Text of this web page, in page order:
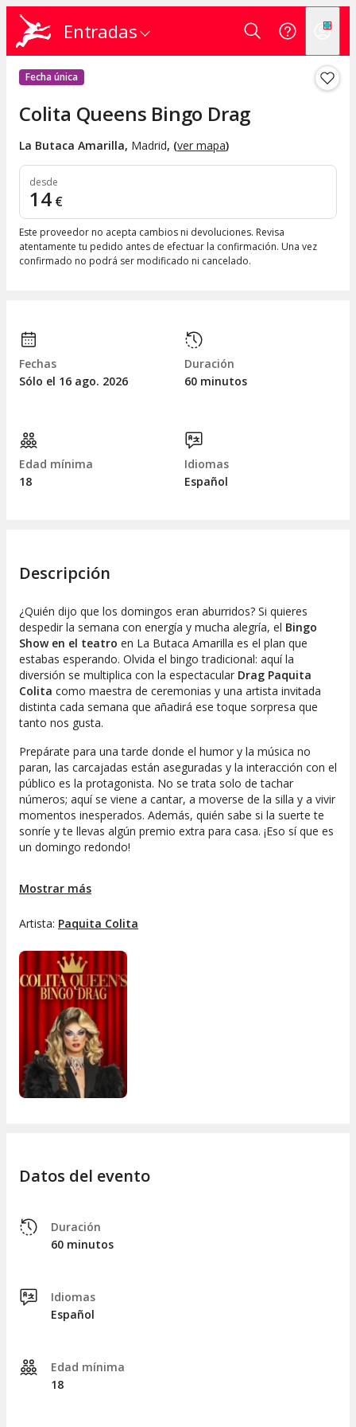
Entradas
Fecha única
Colita Queens Bingo Drag
La Butaca Amarilla, Madrid, (ver mapa)
desde
14 €
Este proveedor no acepta cambios ni devoluciones. Revisa
atentamente tu pedido antes de efectuar la confirmación. Una vez
confirmado no podrá ser modificado ni cancelado.
Fechas
Sólo el 16 ago. 2026
Duración
60 minutos
Edad mínima
18
Idiomas
Español
Descripción
¿Quién dijo que los domingos eran aburridos? Si quieres
despedir la semana con energía y mucha alegría, el Bingo
Show en el teatro en La Butaca Amarilla es el plan que
estabas esperando. Olvida el bingo tradicional: aquí la
diversión se multiplica con la espectacular Drag Paquita
Colita como maestra de ceremonias y una artista invitada
distinta cada semana que añadirá ese toque sorpresa que
tanto nos gusta.
Prepárate para una tarde donde el humor y la música no
paran, las carcajadas están aseguradas y la interacción con el
público es la protagonista. No se trata solo de tachar
números; aquí se viene a cantar, a moverse de la silla y a vivir
momentos inesperados. Además, quién sabe si la suerte te
sonríe y te llevas algún premio extra para casa. ¡Eso sí que es
un domingo redondo!
que seguro repites. Risas, sorpresas y muy buen rollo harán
planazo diferente y lleno de alegría? Aquí, cada domingo es
Mostrar más
Artista: Paquita Colita
Datos del evento
Duración
60 minutos
Idiomas
Español
Edad mínima
18